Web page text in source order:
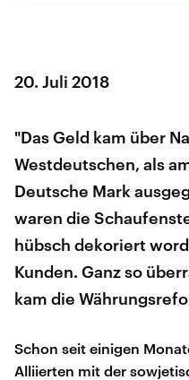
20. Juli 2018
"Das Geld kam über
Westdeutschen, als
Deutsche Mark
waren die
hübsch dekoriert
Kunden. Ganz so
kam die
Schon seit einigen
Alliierten mit der